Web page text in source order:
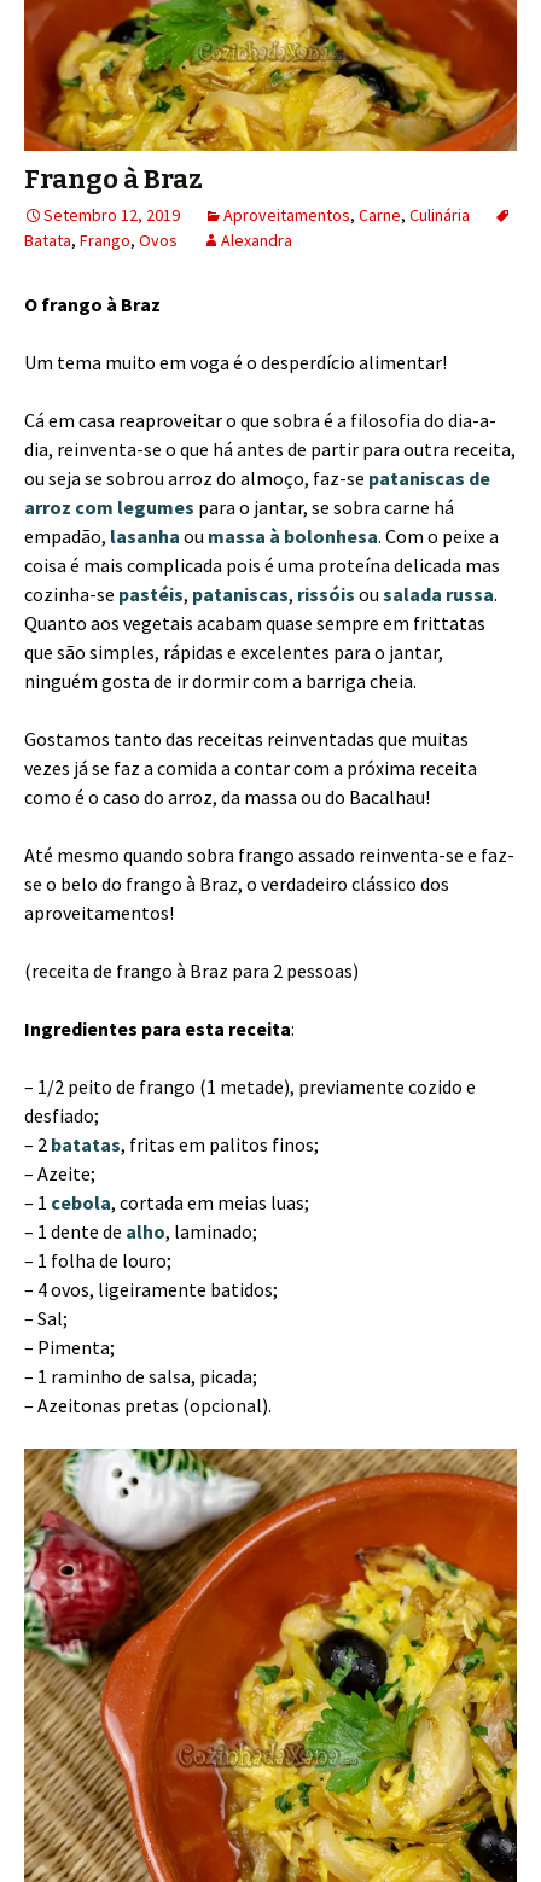
Frango à Braz
Setembro 12, 2019 Aproveitamentos, Carne, Culinária
Batata, Frango, Ovos Alexandra
O frango à Braz
Um tema muito em voga é o desperdício alimentar!
Cá em casa reaproveitar o que sobra é a filosofia do dia-a-
dia, reinventa-se o que há antes de partir para outra receita,
ou seja se sobrou arroz do almoço, faz-se pataniscas de
arroz com legumes para o jantar, se sobra carne há
empadão, lasanha ou massa à bolonhesa. Com o peixe a
coisa é mais complicada pois é uma proteína delicada mas
cozinha-se pastéis, pataniscas, rissóis ou salada russa.
Quanto aos vegetais acabam quase sempre em frittatas
que são simples, rápidas e excelentes para o jantar,
ninguém gosta de ir dormir com a barriga cheia.
Gostamos tanto das receitas reinventadas que muitas
vezes já se faz a comida a contar com a próxima receita
como é o caso do arroz, da massa ou do Bacalhau!
Até mesmo quando sobra frango assado reinventa-se e faz-
se o belo do frango à Braz, o verdadeiro clássico dos
aproveitamentos!
(receita de frango à Braz para 2 pessoas)
Ingredientes para esta receita:
– 1/2 peito de frango (1 metade), previamente cozido e
desfiado;
– 2 batatas, fritas em palitos finos;
– Azeite;
– 1 cebola, cortada em meias luas;
– 1 dente de alho, laminado;
– 1 folha de louro;
– 4 ovos, ligeiramente batidos;
– Sal;
– Pimenta;
– 1 raminho de salsa, picada;
– Azeitonas pretas (opcional).